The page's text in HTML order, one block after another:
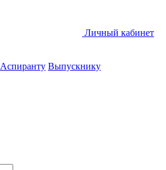
Личный кабинет
Аспиранту Выпускнику